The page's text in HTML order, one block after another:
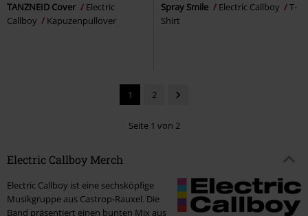
TANZNEID Cover
Electric
Callboy
Kapuzenpullover
Spray Smile Electric Callboy
T-
Shirt
1 2
Seite 1 von 2
Electric Callboy Merch
Electric Callboy ist eine sechsköpfige
Musikgruppe aus Castrop-Rauxel. Die
Band präsentiert einen bunten Mix aus